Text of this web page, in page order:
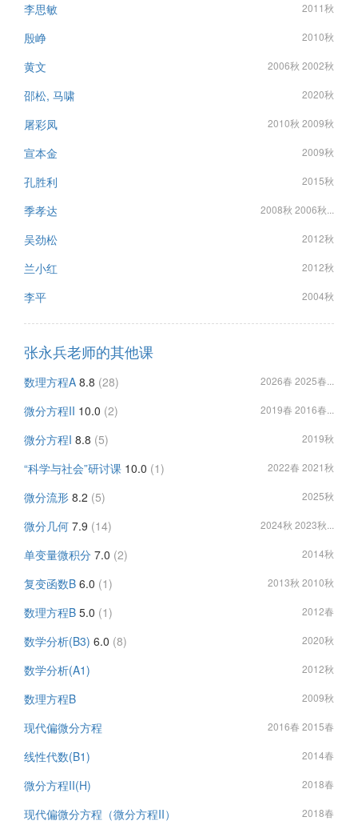
李思敏 2011秋
殷峥 2010秋
黄文 2006秋 2002秋
邵松, 马啸 2020秋
屠彩凤 2010秋 2009秋
宣本金 2009秋
孔胜利 2015秋
季孝达 2008秋 2006秋...
吴劲松 2012秋
兰小红 2012秋
李平 2004秋
张永兵老师的其他课
数理方程A 8.8 (28) 2026春 2025春...
微分方程II 10.0 (2) 2019春 2016春...
微分方程I 8.8 (5) 2019秋
“科学与社会”研讨课 10.0 (1) 2022春 2021秋
微分流形 8.2 (5) 2025秋
微分几何 7.9 (14) 2024秋 2023秋...
单变量微积分 7.0 (2) 2014秋
复变函数B 6.0 (1) 2013秋 2010秋
数理方程B 5.0 (1) 2012春
数学分析(B3) 6.0 (8) 2020秋
数学分析(A1) 2012秋
数理方程B 2009秋
现代偏微分方程 2016春 2015春
线性代数(B1) 2014春
微分方程II(H) 2018春
现代偏微分方程（微分方程II） 2018春